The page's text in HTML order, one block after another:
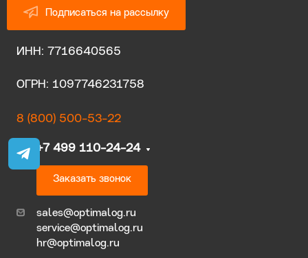
Подписаться на рассылку
ИНН: 7716640565
ОГРН: 1097746231758
8 (800) 500-53-22
+7 499 110-24-24
Заказать звонок
sales@optimalog.ru
service@optimalog.ru
hr@optimalog.ru